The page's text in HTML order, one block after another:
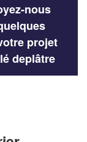
nous
projet
deplâtre